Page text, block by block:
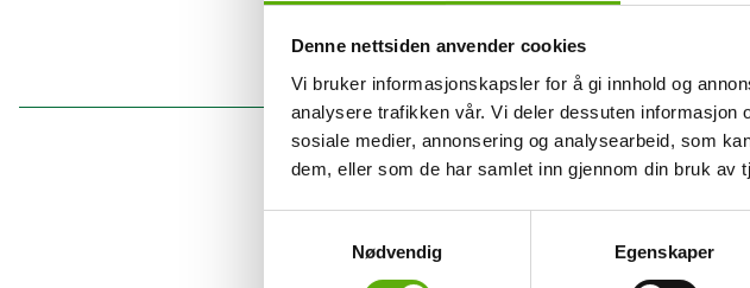
Denne nettsiden anvender cookies
Vi bruker informasjonskapsler for å gi innhold og
analysere trafikken vår. Vi deler dessuten
sosiale medier, annonsering og analysearbeid, som
dem, eller som de har samlet inn gjennom din bruk av
Nødvendig Egenskaper